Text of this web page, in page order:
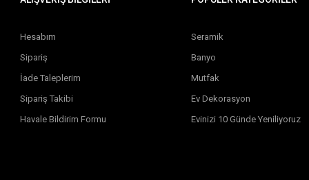
Hesabım
Sipariş
İade Taleplerim
Sipariş Takibi
Havale Bildirim Formu
Seramik
Banyo
Mutfak
Ev Dekorasyon
Evinizi 10 Günde Yeniliyoruz